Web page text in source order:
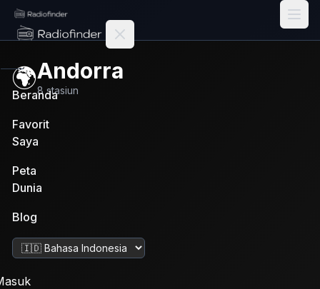
Radiofinder home
Beranda
Favorit
Saya
Peta
Dunia
Blog
Ubah bahasa
🌍Andorra
8 stasiun